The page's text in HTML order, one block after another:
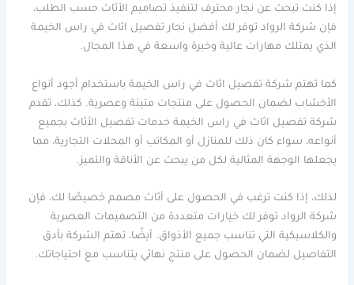
إذا كنت تبحث عن نجار محترف لتنفيذ تصاميم الأثاث حسب الطلب،
فإن شركة الرواد توفر لك أفضل نجار تفصيل اثاث في راس الخيمة
الذي يمتلك مهارات عالية وخبرة واسعة في هذا المجال.
كما تهتم شركة تفصيل اثاث في راس الخيمة باستخدام أجود أنواع
الأخشاب لضمان الحصول على منتجات متينة وعصرية. كذلك، تقدم
شركة تفصيل اثاث في راس الخيمة خدمات تفصيل الأثاث بجميع
أنواعه، سواء كان ذلك للمنازل أو المكاتب أو المحلات التجارية، مما
يجعلها الوجهة المثالية لكل من يبحث عن الأناقة والتميز.
لذلك، إذا كنت ترغب في الحصول على أثاث مصمم خصيصًا لك، فإن
شركة الرواد توفر لك خيارات متعددة من التصميمات العصرية
والكلاسيكية التي تناسب جميع الأذواق. أيضًا، تهتم الشركة بأدق
التفاصيل لضمان الحصول على منتج نهائي يتناسب مع احتياجاتك.